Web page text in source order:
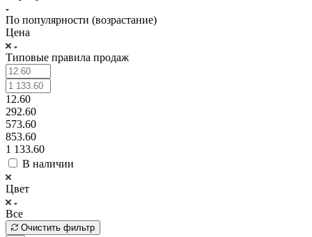
По популярности (возрастание)
Цена
Типовые правила продаж
12.60
292.60
573.60
853.60
1 133.60
В наличии
Цвет
Все
Очистить фильтр